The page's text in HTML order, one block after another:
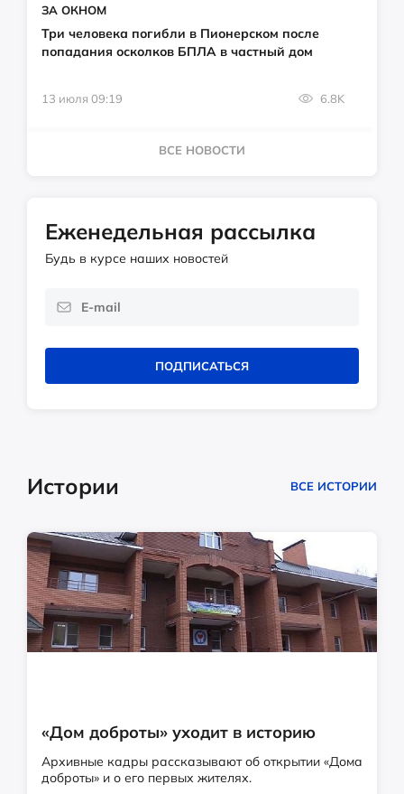
ЗА ОКНОМ
Три человека погибли в Пионерском после
попадания осколков БПЛА в частный дом
13 июля 09:19 6.8K
ВСЕ НОВОСТИ
Еженедельная рассылка
Будь в курсе наших новостей
ПОДПИСАТЬСЯ
Истории ВСЕ ИСТОРИИ
«Дом доброты» уходит в историю
Архивные кадры рассказывают об открытии «Дома
доброты» и о его первых жителях.